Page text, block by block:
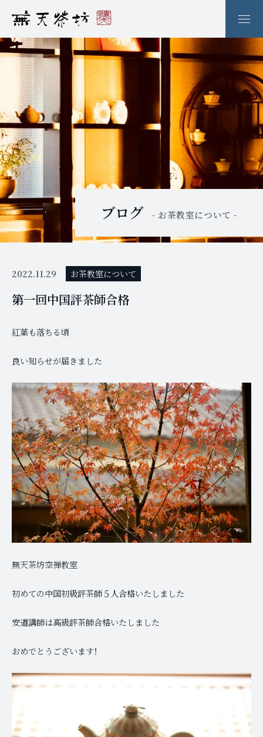
ブログ - お茶教室について -
2022.11.29 お茶教室について
第一回中国評茶師合格
紅葉も落ちる頃
良い知らせが届きました
無天茶坊空禅教室
初めての中国初級評茶師５人合格いたしました
安道講師は高級評茶師合格いたしました
おめでとうございます！